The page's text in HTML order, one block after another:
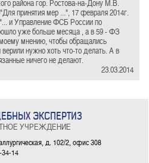
района гор. Ростова-на-Дону М.В.
принятия мер ...", 17 февраля 2014г.
и Управление ФСБ России по
уже больше месяца , а в 59 - ФЗ
мнению, чтобы обращались
нужно хоть что-то делать. А в
ничего не делают.
23.03.2014
ЭКСПЕРТИЗ
УЧРЕЖДЕНИЕ
д. 102/2, офис 308
14